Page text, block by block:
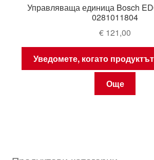
Управляваща единица Bosch
0281011804
€ 121,00
Уведомете, когато
Още